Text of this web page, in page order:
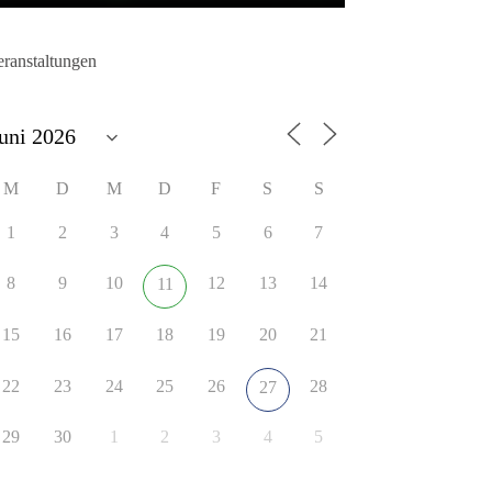
M D M D F S S
1 2 3 4 5 6 7
8 9 10 11 12 13 14
15 16 17 18 19 20 21
22 23 24 25 26 27 28
29 30 1 2 3 4 5